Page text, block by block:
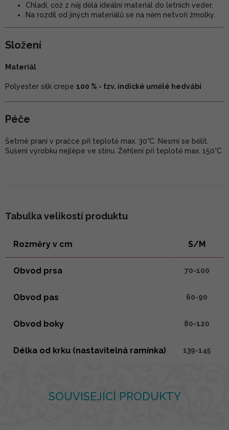
SOUVISEJÍCÍ PRODUKTY
Chladí, což z něj dělá ideální materiál do letních veder.
Na rozdíl od jiných materiálů se na něm netvoří žmolky.
Složení
Materiál
Polyester silk crepe 100 % - tzv. indické umělé hedvábí
Péče
Šetrné praní v pračce při teplotě max. 30°C. Nesmí se bělit.
Sušení výrobku nejlépe ve stínu. Žehlení při teplotě max. 150°C
Tabulka velikostí produktu
Rozměry v cm S/M
Obvod prsa 70-100
Obvod pas 60-90
Obvod boky 80-120
Délka od krku (nastavitelná ramínka) 139-145